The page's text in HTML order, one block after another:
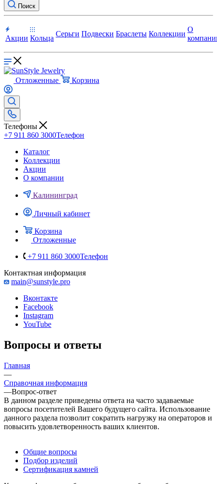
Поиск
Акции Кольца
Серьги Подвески Браслеты Коллекции
О
Отложенные Корзина
Телефоны
+7 911 860 3000Телефон
Каталог
Коллекции
Акции
О компании
Калининград
Личный кабинет
Корзина
Отложенные
+7 911 860 3000Телефон
Контактная информация
main@sunstyle.pro
Вконтакте
Facebook
Instagram
YouTube
Вопросы и ответы
Главная
—
Справочная информация
—Вопрос-ответ
В данном разделе приведены ответа на часто задаваемые
вопросы посетителей Вашего будущего сайта. Использование
данного раздела позволит сократить нагрузку на операторов и
повысить удовлетворенность ваших клиентов.
Общие вопросы
Подбор изделий
Сертификация камней